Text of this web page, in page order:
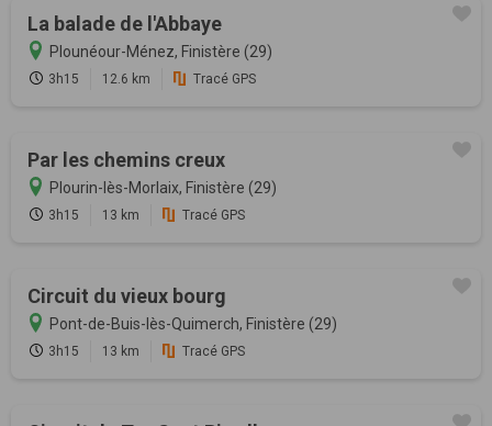
La balade de l'Abbaye
Plounéour-Ménez, Finistère (29)
3h15 12.6 km Tracé GPS
Par les chemins creux
Plourin-lès-Morlaix, Finistère (29)
3h15 13 km Tracé GPS
Circuit du vieux bourg
Pont-de-Buis-lès-Quimerch, Finistère (29)
3h15 13 km Tracé GPS